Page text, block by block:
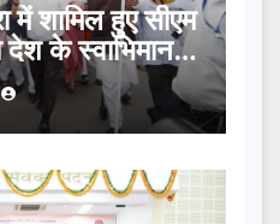
में शामिल हुए सीएम
देश के स्वाभिमान